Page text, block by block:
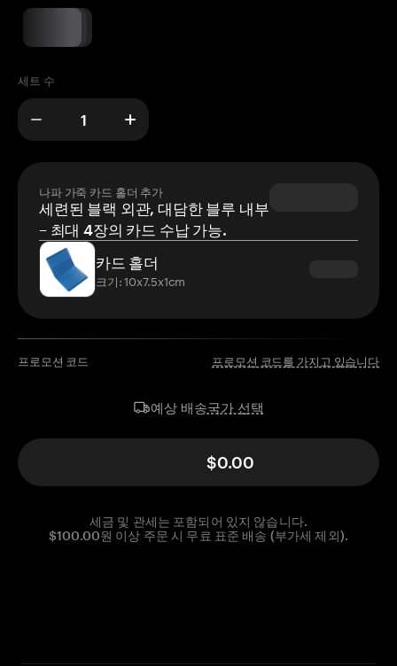
세트 수
나파 가죽 카드 홀더 추가
세련된 블랙 외관, 대담한 블루 내부
– 최대 4장의 카드 수납 가능.
카드 홀더
크기: 10x7.5x1cm
프로모션 코드 프로모션 코드를 가지고 있습니다
예상 배송국가 선택
$0.00
세금 및 관세는 포함되어 있지 않습니다.
$100.00원 이상 주문 시 무료 표준 배송 (부가세 제외).